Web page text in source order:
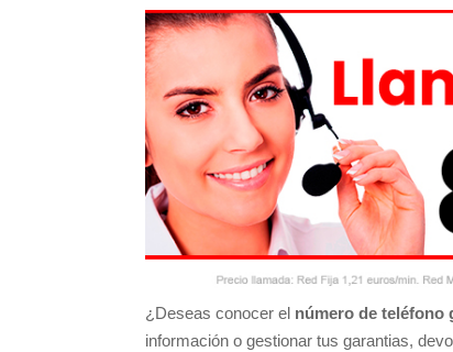
¿Deseas conocer el número de teléfono
información o gestionar tus garantias,